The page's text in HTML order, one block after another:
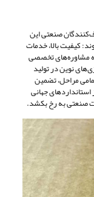
صنعتی این
کیفیت بالا، خدمات
مشاوره‌های تخصصی
نوین در تولید
مراحل، تضمین
جهانی
صنعتی به رخ بکشد.